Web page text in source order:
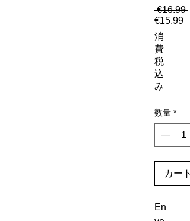
€16.99
€15.99
消
費
税
込
み
数量 *
カー
En